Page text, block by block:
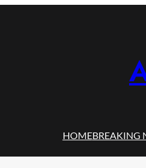
HOMEBREAKING